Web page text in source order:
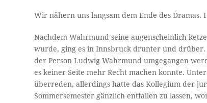
Wir nähern uns langsam dem Ende des
Nachdem Wahrmund seine augenscheinlich
wurde, ging es in Innsbruck drunter und
der Person Ludwig Wahrmund umgegangen
es keiner Seite mehr Recht machen konnte.
überreden, allerdings hatte das Kollegium der
Sommersemester gänzlich entfallen zu lassen,